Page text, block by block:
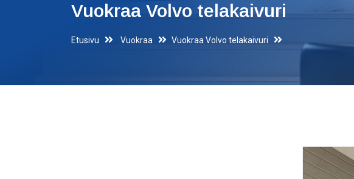
Vuokraa Volvo telakaivuri
Etusivu Vuokraa Vuokraa Volvo telakaivuri